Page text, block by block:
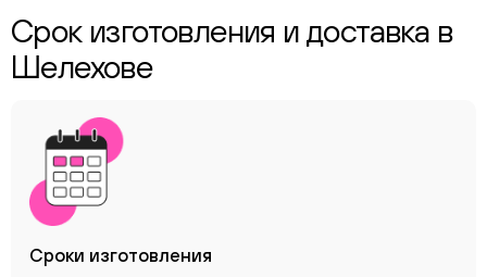
Срок изготовления и доставка в
Шелехове
Сроки изготовления